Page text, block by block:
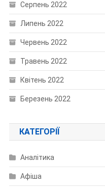
Серпень 2022
Липень 2022
Червень 2022
Травень 2022
Квітень 2022
Березень 2022
КАТЕГОРІЇ
Аналітика
Афіша